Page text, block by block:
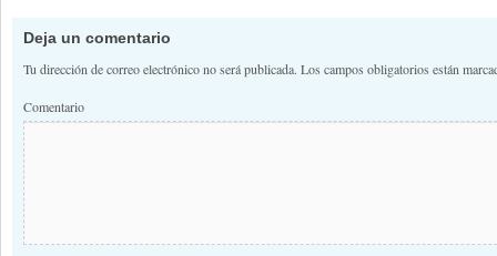
Deja un comentario
Tu dirección de correo electrónico no será publicada. Los campos obligatorios están
Comentario